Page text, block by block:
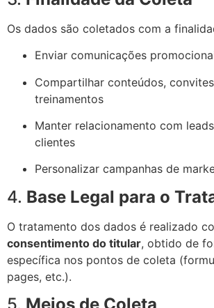
Os dados são coletados com a
Enviar comunicações
Compartilhar conteúdos,
treinamentos
Manter relacionamento com
clientes
Personalizar campanhas de
4. Base Legal para o
O tratamento dos dados é realizado
consentimento do titular, obtido de
específica nos pontos de coleta
pages, etc.).